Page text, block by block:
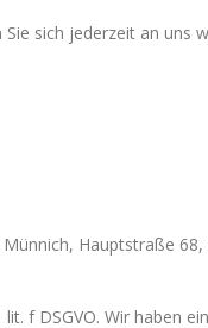
sich jederzeit an uns
Hauptstraße
f DSGVO. Wir